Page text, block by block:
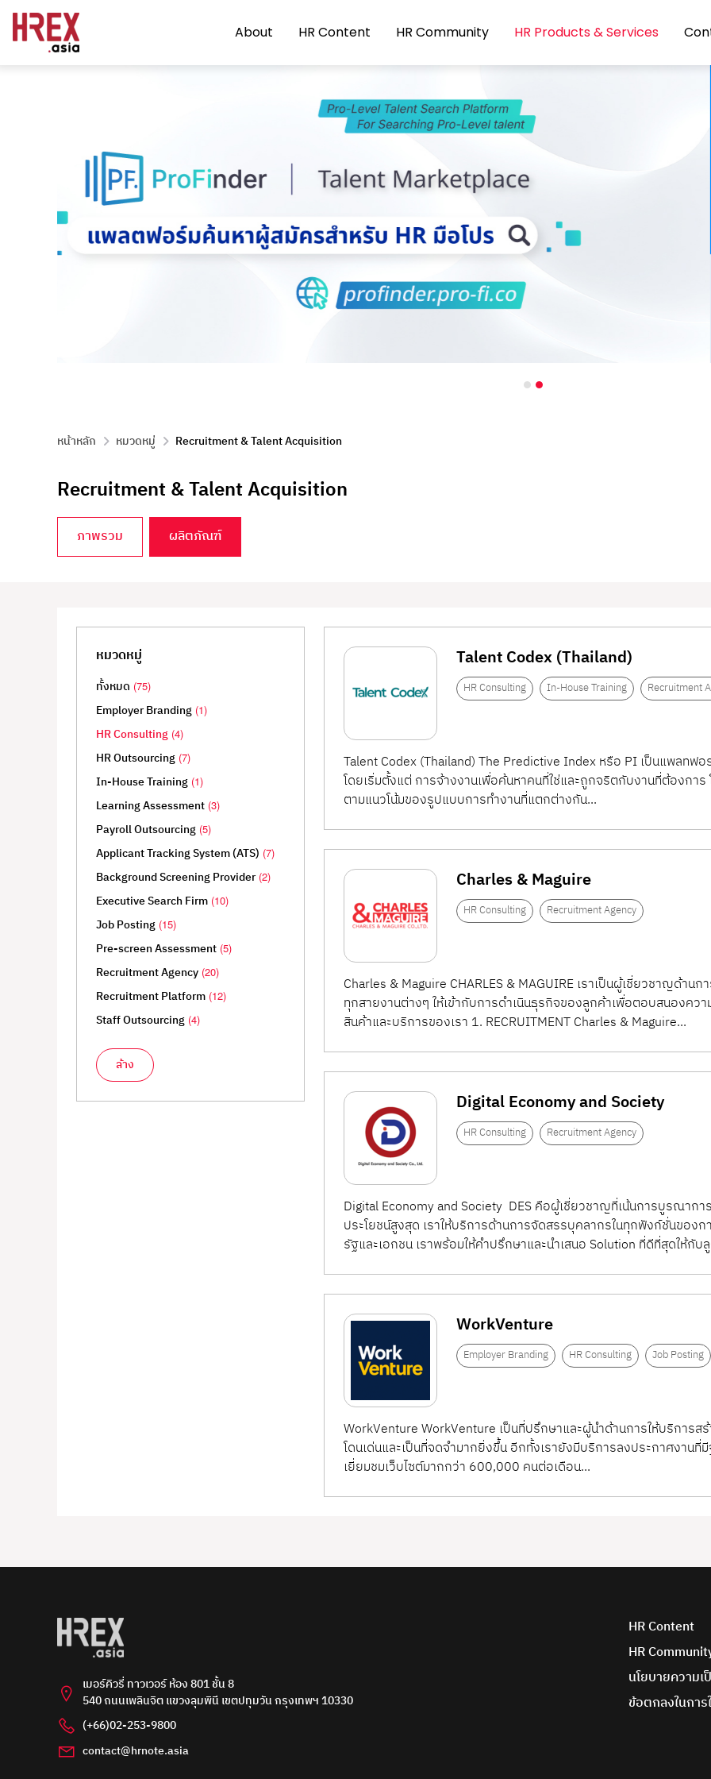
About HR Content HR Community HR Products & Services
หน้าหลัก หมวดหมู่ Recruitment & Talent Acquisition
Recruitment & Talent Acquisition
ภาพรวม ผลิตภัณฑ์
Recruitment & Talent Acquisition
โซลูชันสำหรับการสรรหาและดึงดูดผู้มีความสามารถ เข้าสู่ทีมอย่างมีประสิทธิภาพและรวดเร็ว
งาน การบริหารช่องทางการสมัคร (Job Board, Social Media, Career Page) การจัดการใบสมัคร การนัดสัมภาษ
Tracking System) ที่ช่วยวิเคราะห์และปรับปรุงกระบวนการสรรหาอย่างต่อเนื่อง
เหมาะสำหรับองค์กรที่ต้องการเพิ่มความเร็วในการจ้างงาน ลดต้นทุนการสรรหา และแข่งขันเพื่อดึงดูด Talent ในต
หมวดหมู่
ทั้งหมด (75)
Employer Branding (1)
HR Consulting (4)
HR Outsourcing (7)
In-House Training (1)
Learning Assessment (3)
Payroll Outsourcing (5)
Applicant Tracking System (ATS) (7)
Background Screening Provider (2)
Executive Search Firm (10)
Job Posting (15)
Pre-screen Assessment (5)
Recruitment Agency (20)
Recruitment Platform (12)
Staff Outsourcing (4)
ล้าง
Talent Codex (Thailand)
HR Consulting In-House Training Recruitment
Talent Codex (Thailand) The Predictive Index หรือ PI เป็นแพลท
โดยเริ่มตั้งแต่ การจ้างงานเพื่อค้นหาคนที่ใช่และถูกจริตกับงานที่ต้องกา
ตามแนวโน้มของรูปแบบการทำงานที่แตกต่างกัน...
Charles & Maguire
HR Consulting Recruitment Agency
Charles & Maguire CHARLES & MAGUIRE เราเป็นผู้เชี่ยวชาญด้า
ทุกสายงานต่างๆ ให้เข้ากับการดำเนินธุรกิจของลูกค้าเพื่อตอบสนองค
สินค้าและบริการของเรา 1. RECRUITMENT Charles & Maguire...
Digital Economy and Society
HR Consulting Recruitment Agency
Digital Economy and Society DES คือผู้เชี่ยวชาญที่เน้นการบูรณากา
ประโยชน์สูงสุด เราให้บริการด้านการจัดสรรบุคลากรในทุกฟังก์ชั่นขอ
รัฐและเอกชน เราพร้อมให้คำปรึกษาและนำเสนอ Solution ที่ดีที่สุดให้กั
WorkVenture
Employer Branding HR Consulting Job Posting
WorkVenture WorkVenture เป็นที่ปรึกษาและผู้นำด้านการให้บริการ
โดนเด่นและเป็นที่จดจำมากยิ่งขึ้น อีกทั้งเรายังมีบริการลงประกาศงาน
เยี่ยมชมเว็บไซต์มากกว่า 600,000 คนต่อเดือน...
เมอร์คิวรี่ ทาวเวอร์ ห้อง 801 ชั้น 8
540 ถนนเพลินจิต แขวงลุมพินี เขตปทุมวัน กรุงเทพฯ 10330
(+66)02-253-9800
contact@hrnote.asia
HR Content
HR
นโยบายความ
ข้อตกลงในการ